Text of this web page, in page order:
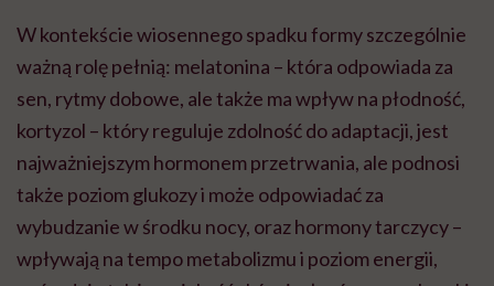
W kontekście wiosennego spadku formy szczególnie
ważną rolę pełnią: melatonina – która odpowiada za
sen, rytmy dobowe, ale także ma wpływ na płodność,
kortyzol – który reguluje zdolność do adaptacji, jest
najważniejszym hormonem przetrwania, ale podnosi
także poziom glukozy i może odpowiadać za
wybudzanie w środku nocy, oraz hormony tarczycy –
wpływają na tempo metabolizmu i poziom energii,